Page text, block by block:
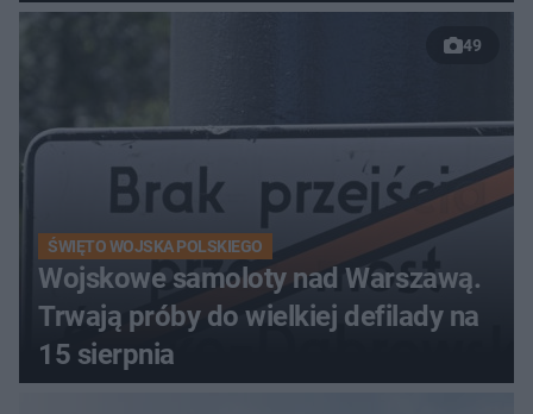
49
ŚWIĘTO WOJSKA POLSKIEGO
Wojskowe samoloty nad Warszawą.
Trwają próby do wielkiej defilady na
15 sierpnia